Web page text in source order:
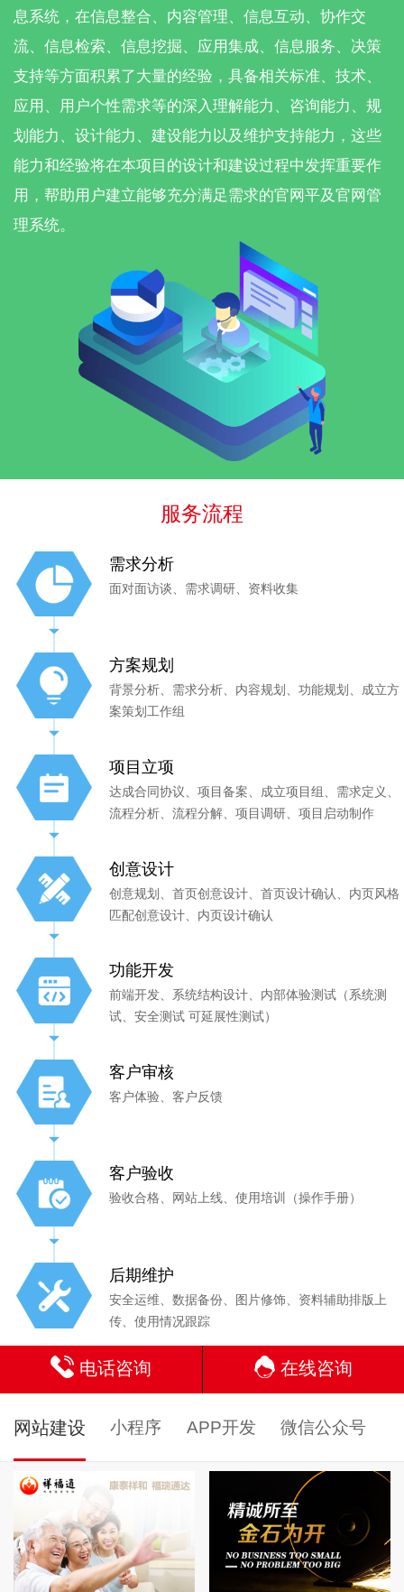
息系统，在信息整合、内容管理、信息互动、协作交
流、信息检索、信息挖掘、应用集成、信息服务、决策
支持等方面积累了大量的经验，具备相关标准、技术、
应用、用户个性需求等的深入理解能力、咨询能力、规
划能力、设计能力、建设能力以及维护支持能力，这些
能力和经验将在本项目的设计和建设过程中发挥重要作
用，帮助用户建立能够充分满足需求的官网平及官网管
理系统。
服务流程
需求分析
面对面访谈、需求调研、资料收集
方案规划
背景分析、需求分析、内容规划、功能规划、成立方
案策划工作组
项目立项
达成合同协议、项目备案、成立项目组、需求定义、
流程分析、流程分解、项目调研、项目启动制作
创意设计
创意规划、首页创意设计、首页设计确认、内页风格
匹配创意设计、内页设计确认
功能开发
前端开发、系统结构设计、内部体验测试（系统测
试、安全测试 可延展性测试）
客户审核
客户体验、客户反馈
客户验收
验收合格、网站上线、使用培训（操作手册）
后期维护
安全运维、数据备份、图片修饰、资料辅助排版上
传、使用情况跟踪
电话咨询 在线咨询
网站建设 小程序 APP开发 微信公众号